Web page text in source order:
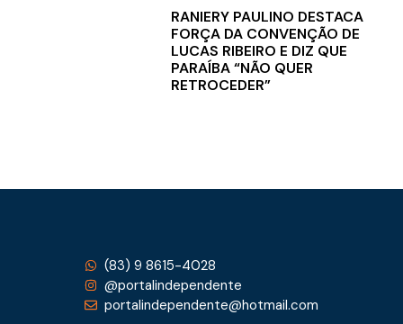
RANIERY PAULINO DESTACA
FORÇA DA CONVENÇÃO DE
LUCAS RIBEIRO E DIZ QUE
PARAÍBA “NÃO QUER
RETROCEDER”
(83) 9 8615-4028
@portalindependente
portalindependente@hotmail.com